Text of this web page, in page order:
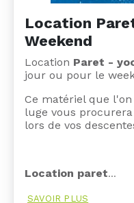
Location
Weekend
Location Paret -
jour ou pour le
Ce matériel que
luge vous
lors de vos
Location paret…
SAVOIR PLUS